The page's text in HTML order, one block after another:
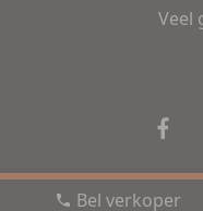
Bel verkoper
Veel